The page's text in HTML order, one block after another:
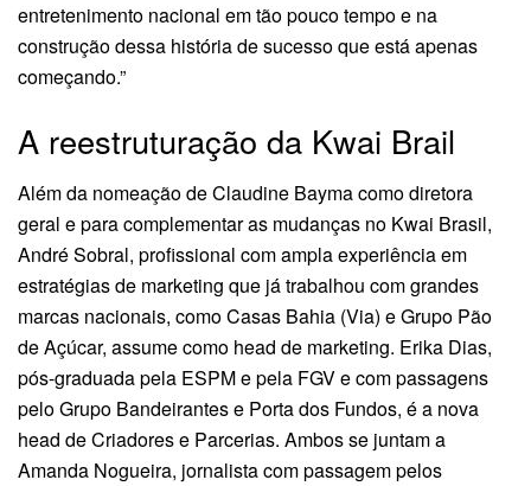
entretenimento nacional em tão pouco tempo e na
construção dessa história de sucesso que está apenas
começando.”
A reestruturação da Kwai Brail
Além da nomeação de Claudine Bayma como diretora
geral e para complementar as mudanças no Kwai Brasil,
André Sobral, profissional com ampla experiência em
estratégias de marketing que já trabalhou com grandes
marcas nacionais, como Casas Bahia (Via) e Grupo Pão
de Açúcar, assume como head de marketing. Erika Dias,
pós-graduada pela ESPM e pela FGV e com passagens
pelo Grupo Bandeirantes e Porta dos Fundos, é a nova
head de Criadores e Parcerias. Ambos se juntam a
Amanda Nogueira, jornalista com passagem pelos